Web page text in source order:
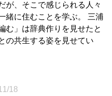
が、そこで感じられる人々
緒に住むことを学ぶ。 三浦
む」は辞典作りを見せたと
の共生する姿を見せてい
18